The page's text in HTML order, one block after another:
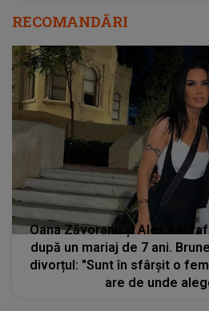
RECOMANDĂRI
Oana Zăvoranu și Alex
după un mariaj de 7 ani.
divorțul: "Sunt în sfârșit o
are de unde